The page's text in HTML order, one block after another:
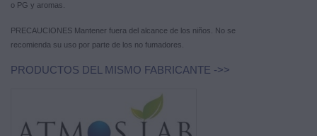
o PG y aromas.
PRECAUCIONES Mantener fuera del alcance de los niños. No se
recomienda su uso por parte de los no fumadores.
PRODUCTOS DEL MISMO FABRICANTE ->>